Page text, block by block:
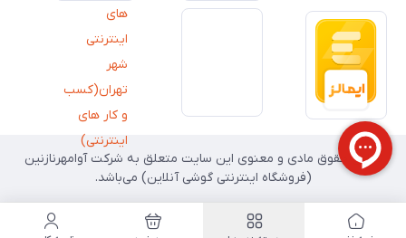
تمامی حقوق مادی و معنوی این سایت متعلق به شرکت آوامهرنازنین
(فروشگاه اینترنتی گوشی آنلاین) می‌باشد.